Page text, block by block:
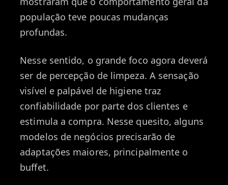
população teve poucas mudanças
profundas.
Nesse sentido, o grande foco agora deverá
ser de percepção de limpeza. A sensação
visível e palpável de higiene traz
confiabilidade por parte dos clientes e
estimula a compra. Nesse quesito, alguns
modelos de negócios precisarão de
adaptações maiores, principalmente o
buffet.